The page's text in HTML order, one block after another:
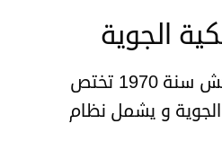
الجوية
في مراكش سنة 1970 تختص
و يشمل نظام